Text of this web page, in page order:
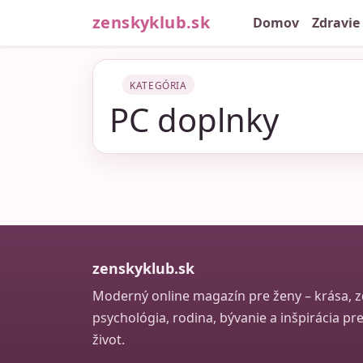
zenskyklub.sk Domov Zdravie
KATEGÓRIA
PC doplnky
zenskyklub.sk
Moderný online magazín pre ženy – krása,
psychológia, rodina, bývanie a inšpirácia
život.